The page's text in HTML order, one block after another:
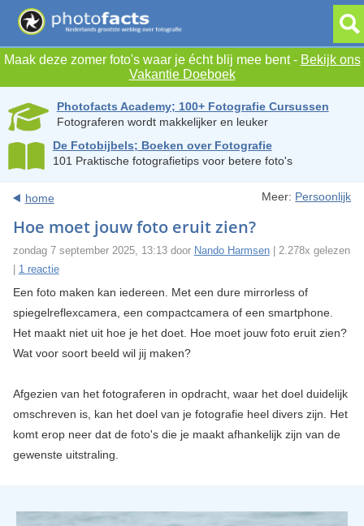
Maak deze zomer foto's waar je écht blij mee bent - Bekijk ons
Vakantie Doeboek
Photofacts Academy; 100+ Fotografie Cursussen
Fotograferen wordt makkelijker en leuker
De Fotobijbels; Boeken over Fotografie
101 Praktische fotografietips voor betere foto's
home Meer: Persoonlijk
Hoe moet jouw foto eruit zien?
zondag 7 september 2025, 13:13 door Nando Harmsen| 2.278x gelezen
1 reactie
Een foto maken kan iedereen. Met een dure mirrorless of
spiegelreflexcamera, een compactcamera of een smartphone.
Het maakt niet uit hoe je het doet. Hoe moet jouw foto eruit zien?
Wat voor soort beeld wil jij maken?
Afgezien van het fotograferen in opdracht, waar het doel duidelijk
omschreven is, kan het doel van je fotografie heel divers zijn. Het
komt erop neer dat de foto's die je maakt afhankelijk zijn van de
gewenste uitstraling.